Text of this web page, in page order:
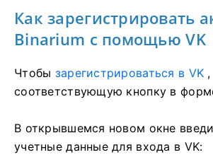
Как зарегистрировать
Binarium с помощью VK
Чтобы зарегистрироваться в VK
соответствующую кнопку в
В открывшемся новом окне
учетные данные для входа в VK: